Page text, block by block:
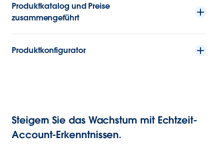
Produktkatalog und Preise
zusammengeführt
Produktkonfigurator
Steigern Sie das Wachstum mit Echtzeit-
Account-Erkenntnissen.